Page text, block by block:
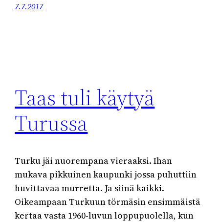
7.7.2017
Taas tuli käytyä
Turussa
Turku jäi nuorempana vieraaksi. Ihan
mukava pikkuinen kaupunki jossa puhuttiin
huvittavaa murretta. Ja siinä kaikki.
Oikeampaan Turkuun törmäsin ensimmäistä
kertaa vasta 1960-luvun loppupuolella, kun